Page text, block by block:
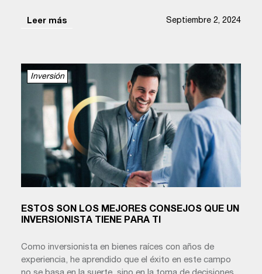
Leer más Septiembre 2, 2024
Inversión
ESTOS SON LOS MEJORES CONSEJOS QUE UN
INVERSIONISTA TIENE PARA TI
Como inversionista en bienes raíces con años de
experiencia, he aprendido que el éxito en este campo